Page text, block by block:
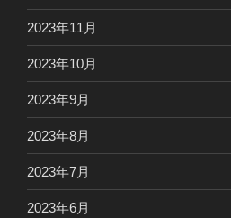
2023年11月
2023年10月
2023年9月
2023年8月
2023年7月
2023年6月